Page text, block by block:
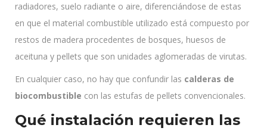
radiadores, suelo radiante o aire, diferenciándose de estas
en que el material combustible utilizado está compuesto por
restos de madera procedentes de bosques, huesos de
aceituna y pellets que son unidades aglomeradas de virutas.
En cualquier caso, no hay que confundir las calderas de
biocombustible con las estufas de pellets convencionales.
Qué instalación requieren las